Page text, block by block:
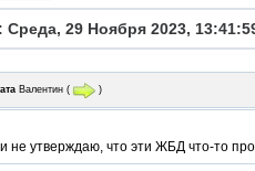
Среда, 29 Ноября 2023,
Валентин ( )
не утверждаю, что эти ЖБД что-то